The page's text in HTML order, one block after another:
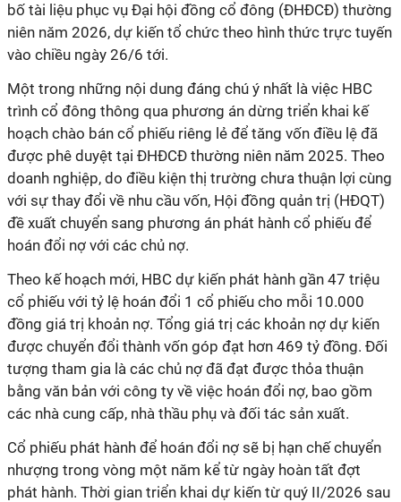
bố tài liệu phục vụ Đại hội đồng cổ đông (ĐHĐCĐ) thường
niên năm 2026, dự kiến tổ chức theo hình thức trực tuyến
vào chiều ngày 26/6 tới.
Một trong những nội dung đáng chú ý nhất là việc HBC
trình cổ đông thông qua phương án dừng triển khai kế
hoạch chào bán cổ phiếu riêng lẻ để tăng vốn điều lệ đã
được phê duyệt tại ĐHĐCĐ thường niên năm 2025. Theo
doanh nghiệp, do điều kiện thị trường chưa thuận lợi cùng
với sự thay đổi về nhu cầu vốn, Hội đồng quản trị (HĐQT)
đề xuất chuyển sang phương án phát hành cổ phiếu để
hoán đổi nợ với các chủ nợ.
Theo kế hoạch mới, HBC dự kiến phát hành gần 47 triệu
cổ phiếu với tỷ lệ hoán đổi 1 cổ phiếu cho mỗi 10.000
đồng giá trị khoản nợ. Tổng giá trị các khoản nợ dự kiến
được chuyển đổi thành vốn góp đạt hơn 469 tỷ đồng. Đối
tượng tham gia là các chủ nợ đã đạt được thỏa thuận
bằng văn bản với công ty về việc hoán đổi nợ, bao gồm
các nhà cung cấp, nhà thầu phụ và đối tác sản xuất.
Cổ phiếu phát hành để hoán đổi nợ sẽ bị hạn chế chuyển
nhượng trong vòng một năm kể từ ngày hoàn tất đợt
phát hành. Thời gian triển khai dự kiến từ quý II/2026 sau